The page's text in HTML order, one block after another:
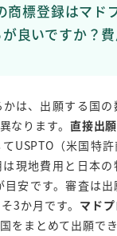
商標登録はマド
良いですか？
は、出願する国
なります。 直接出願
USPTO（米国特
現地費用と日本
安です。審査は
3か月です。 マド
をまとめて出願で